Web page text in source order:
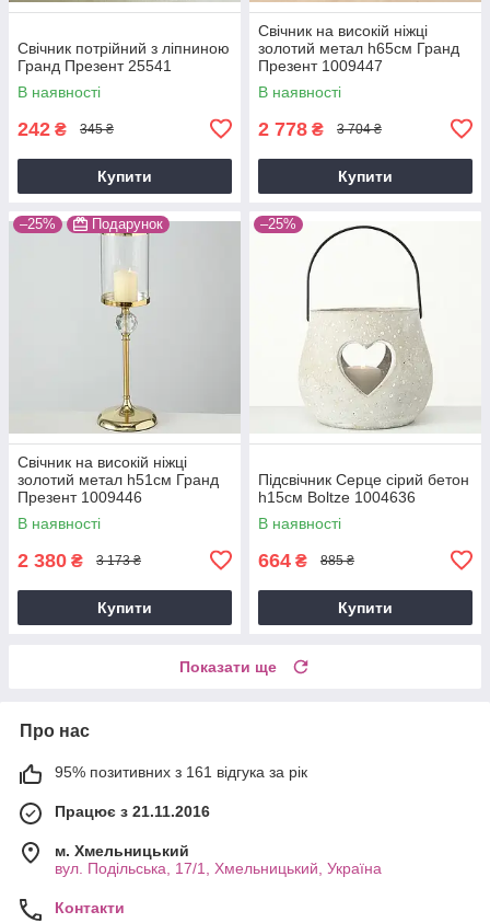
Свічник потрійний з ліпниною
Гранд Презент 25541
В наявності
242 ₴ 345 ₴
Купити
Свічник на високій ніжці
золотий метал h65см Гранд
Презент 1009447
В наявності
2 778 ₴ 3 704 ₴
Купити
–25% Подарунок
Свічник на високій ніжці
золотий метал h51см Гранд
Презент 1009446
В наявності
2 380 ₴ 3 173 ₴
Купити
–25%
Підсвічник Серце сірий бетон
h15см Boltze 1004636
В наявності
664 ₴ 885 ₴
Купити
Показати ще
Про нас
95% позитивних з 161 відгука за рік
Працює з 21.11.2016
м. Хмельницький
вул. Подільська, 17/1, Хмельницький, Україна
Контакти